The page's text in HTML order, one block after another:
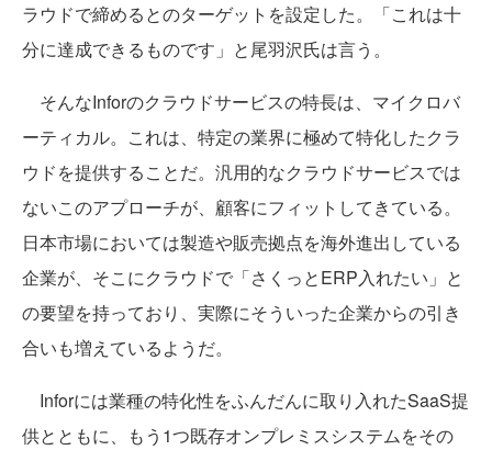
ラウドで締めるとのターゲットを設定した。「これは十
分に達成できるものです」と尾羽沢氏は言う。
そんなInforのクラウドサービスの特長は、マイクロバ
ーティカル。これは、特定の業界に極めて特化したクラ
ウドを提供することだ。汎用的なクラウドサービスでは
ないこのアプローチが、顧客にフィットしてきている。
日本市場においては製造や販売拠点を海外進出している
企業が、そこにクラウドで「さくっとERP入れたい」と
の要望を持っており、実際にそういった企業からの引き
合いも増えているようだ。
Inforには業種の特化性をふんだんに取り入れたSaaS提
供とともに、もう1つ既存オンプレミスシステムをその